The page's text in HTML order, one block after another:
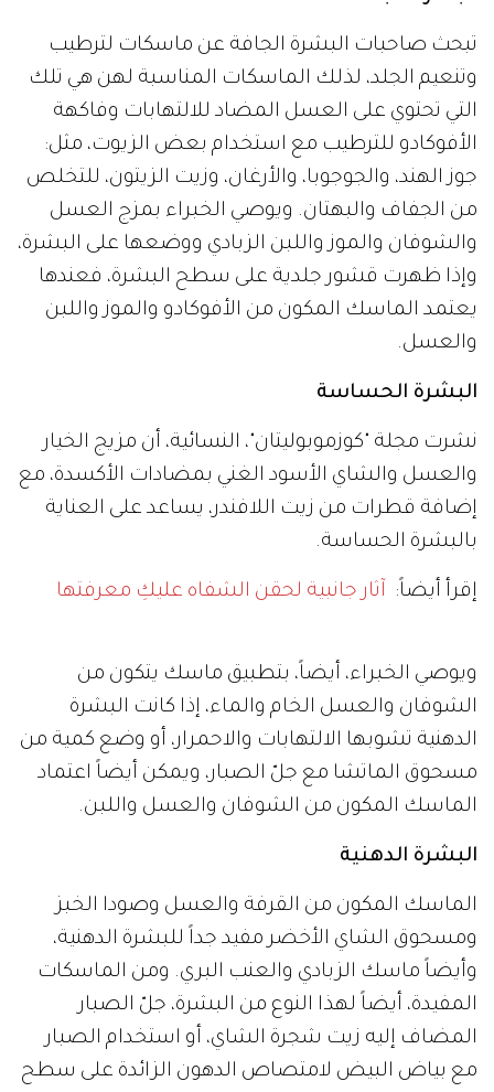
تبحث صاحبات البشرة الجافة عن ماسكات لترطيب
وتنعيم الجلد، لذلك الماسكات المناسبة لهن هي تلك
التي تحتوي على العسل المضاد للالتهابات وفاكهة
الأفوكادو للترطيب مع استخدام بعض الزيوت، مثل:
جوز الهند، والجوجوبا، والأرغان، وزيت الزيتون، للتخلص
من الجفاف والبهتان. ويوصي الخبراء بمزج العسل
والشوفان والموز واللبن الزبادي ووضعها على البشرة،
وإذا ظهرت قشور جلدية على سطح البشرة، فعندها
يعتمد الماسك المكون من الأفوكادو والموز واللبن
والعسل.
البشرة الحساسة
نشرت مجلة "كوزموبوليتان"، النسائية، أن مزيج الخيار
والعسل والشاي الأسود الغني بمضادات الأكسدة، مع
إضافة قطرات من زيت اللافندر، يساعد على العناية
بالبشرة الحساسة.
إقرأ أيضاً: آثار جانبية لحقن الشفاه عليكِ معرفتها
ويوصي الخبراء، أيضاً، بتطبيق ماسك يتكون من
الشوفان والعسل الخام والماء، إذا كانت البشرة
الدهنية تشوبها الالتهابات والاحمرار، أو وضع كمية من
مسحوق الماتشا مع جلّ الصبار، ويمكن أيضاً اعتماد
الماسك المكون من الشوفان والعسل واللبن.
البشرة الدهنية
الماسك المكون من القرفة والعسل وصودا الخبز
ومسحوق الشاي الأخضر مفيد جداً للبشرة الدهنية،
وأيضاً ماسك الزبادي والعنب البري. ومن الماسكات
المفيدة، أيضاً لهذا النوع من البشرة، جلّ الصبار
المضاف إليه زيت شجرة الشاي، أو استخدام الصبار
مع بياض البيض لامتصاص الدهون الزائدة على سطح